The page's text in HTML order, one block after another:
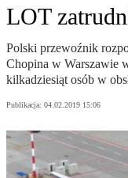
LOT
Polski przewoźnik
Chopina w Warszawie
kilkadziesiąt osób w
Publikacja: 04.02.2019 15:06